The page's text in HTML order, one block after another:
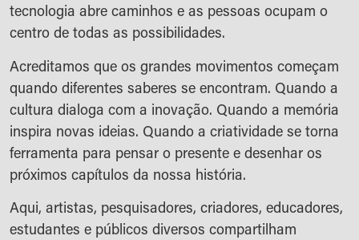
tecnologia abre caminhos e as pessoas ocupam o
centro de todas as possibilidades.
Acreditamos que os grandes movimentos começam
quando diferentes saberes se encontram. Quando a
cultura dialoga com a inovação. Quando a memória
inspira novas ideias. Quando a criatividade se torna
ferramenta para pensar o presente e desenhar os
próximos capítulos da nossa história.
Aqui, artistas, pesquisadores, criadores, educadores,
estudantes e públicos diversos compartilham